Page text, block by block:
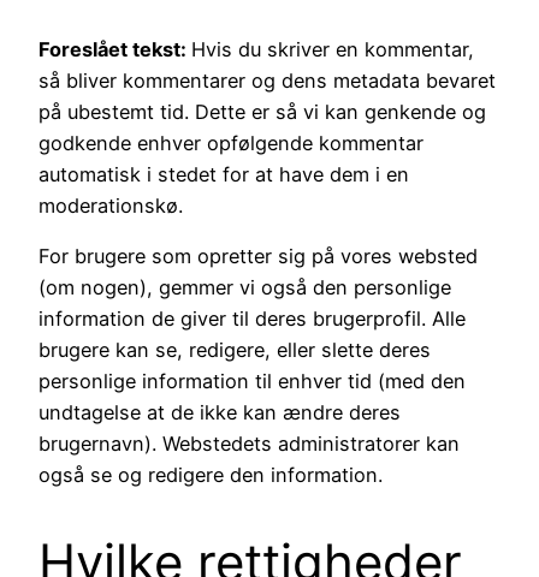
Foreslået tekst: Hvis du skriver en kommentar,
så bliver kommentarer og dens metadata bevaret
på ubestemt tid. Dette er så vi kan genkende og
godkende enhver opfølgende kommentar
automatisk i stedet for at have dem i en
moderationskø.
For brugere som opretter sig på vores websted
(om nogen), gemmer vi også den personlige
information de giver til deres brugerprofil. Alle
brugere kan se, redigere, eller slette deres
personlige information til enhver tid (med den
undtagelse at de ikke kan ændre deres
brugernavn). Webstedets administratorer kan
også se og redigere den information.
Hvilke rettigheder